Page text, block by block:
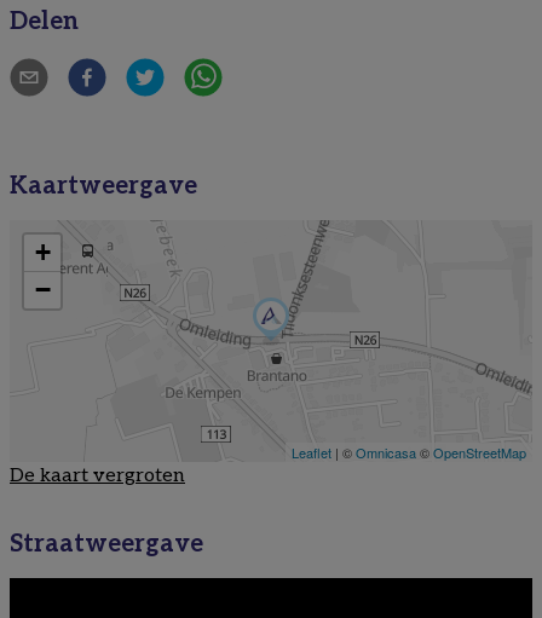
Delen
Kaartweergave
De kaart vergroten
Straatweergave